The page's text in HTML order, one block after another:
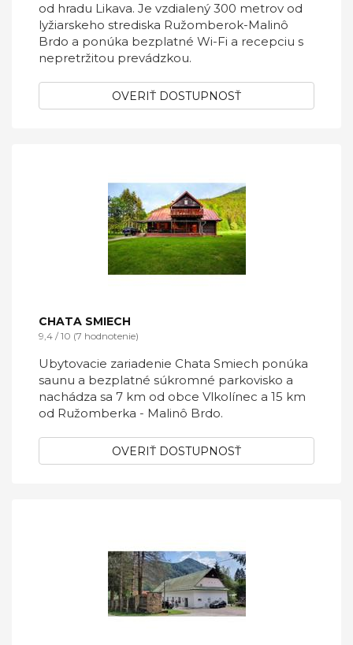
od hradu Likava. Je vzdialený 300 metrov od
lyžiarskeho strediska Ružomberok-Malinô
Brdo a ponúka bezplatné Wi-Fi a recepciu s
nepretržitou prevádzkou.
OVERIŤ DOSTUPNOSŤ
CHATA SMIECH
9,4 / 10 (7 hodnotenie)
Ubytovacie zariadenie Chata Smiech ponúka
saunu a bezplatné súkromné parkovisko a
nachádza sa 7 km od obce Vlkolínec a 15 km
od Ružomberka - Malinô Brdo.
OVERIŤ DOSTUPNOSŤ